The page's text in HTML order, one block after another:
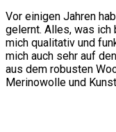
Vor einigen Jahren
gelernt. Alles, was ich
mich qualitativ und
mich auch sehr auf
aus dem robusten
Merinowolle und